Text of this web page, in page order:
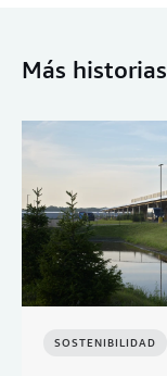
Más historias
SOSTENIBILIDAD